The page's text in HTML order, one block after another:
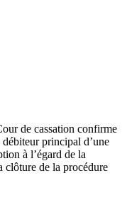
de cassation confirme
principal d’une
à l’égard de la
clôture de la procédure